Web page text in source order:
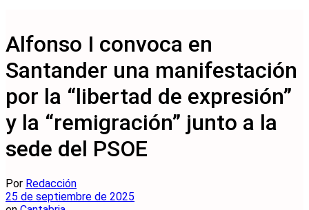
Alfonso I convoca en
Santander una manifestación
por la “libertad de expresión”
y la “remigración” junto a la
sede del PSOE
Por Redacción
25 de septiembre de 2025